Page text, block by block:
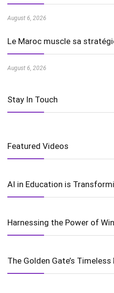
August 6, 2026
Le Maroc muscle sa
August 6, 2026
Stay In Touch
Featured Videos
AI in Education is
Harnessing the Power of
The Golden Gate’s